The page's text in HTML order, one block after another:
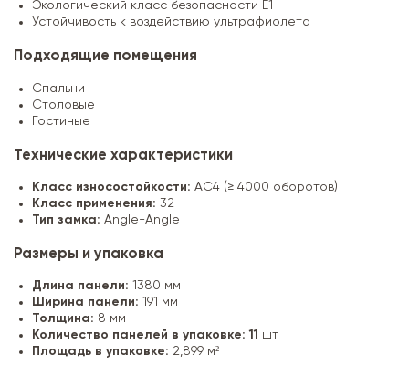
Экологический класс безопасности E1
Устойчивость к воздействию ультрафиолета
Подходящие помещения
Спальни
Столовые
Гостиные
Технические характеристики
Класс износостойкости: AC4 (≥ 4000 оборотов)
Класс применения: 32
Тип замка: Angle-Angle
Размеры и упаковка
Длина панели: 1380 мм
Ширина панели: 191 мм
Толщина: 8 мм
Количество панелей в упаковке: 11 шт
Площадь в упаковке: 2,899 м²